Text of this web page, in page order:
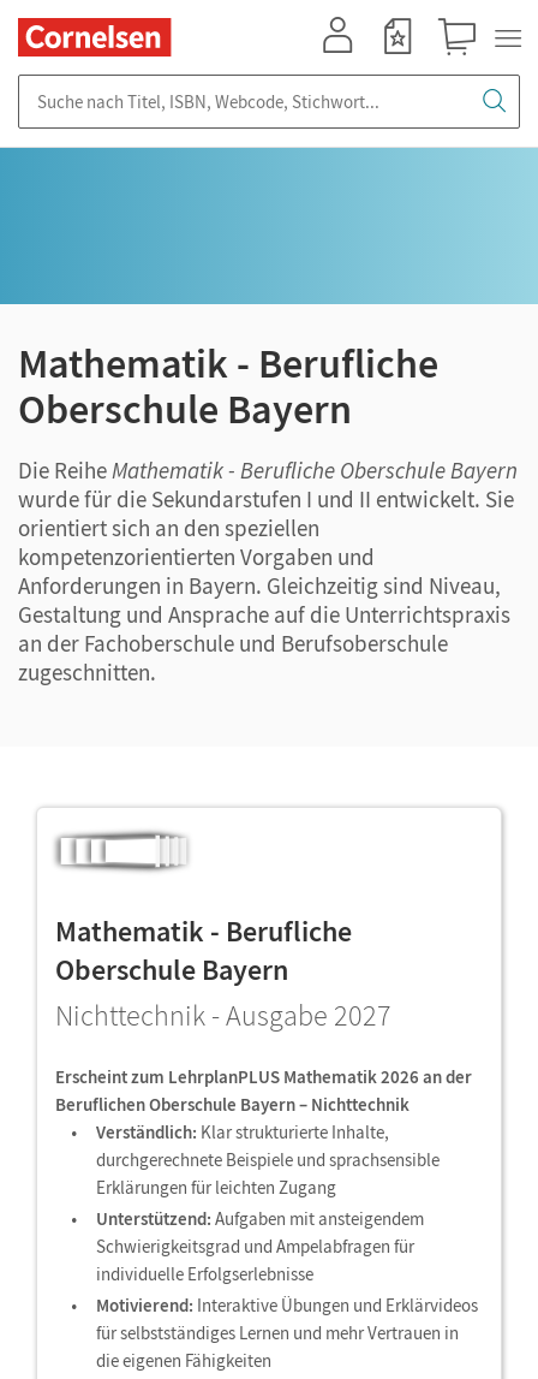
Mathematik - Berufliche
Oberschule Bayern
Die ReiheMathematik - Berufliche Oberschule Bayern
wurde für die Sekundarstufen I und II entwickelt. Sie
orientiert sich an den speziellen
kompetenzorientierten Vorgaben und
Anforderungen in Bayern. Gleichzeitig sind Niveau,
Gestaltung und Ansprache auf die Unterrichtspraxis
an der Fachoberschule und Berufsoberschule
zugeschnitten.
Mathematik - Berufliche
Oberschule Bayern
Nichttechnik - Ausgabe 2027
Erscheint zum LehrplanPLUS Mathematik 2026 an der
Beruflichen Oberschule Bayern – Nichttechnik
Verständlich: Klar strukturierte Inhalte,
durchgerechnete Beispiele und sprachsensible
Erklärungen für leichten Zugang
Unterstützend: Aufgaben mit ansteigendem
Schwierigkeitsgrad und Ampelabfragen für
individuelle Erfolgserlebnisse
Motivierend: Interaktive Übungen und Erklärvideos
für selbstständiges Lernen und mehr Vertrauen in
die eigenen Fähigkeiten